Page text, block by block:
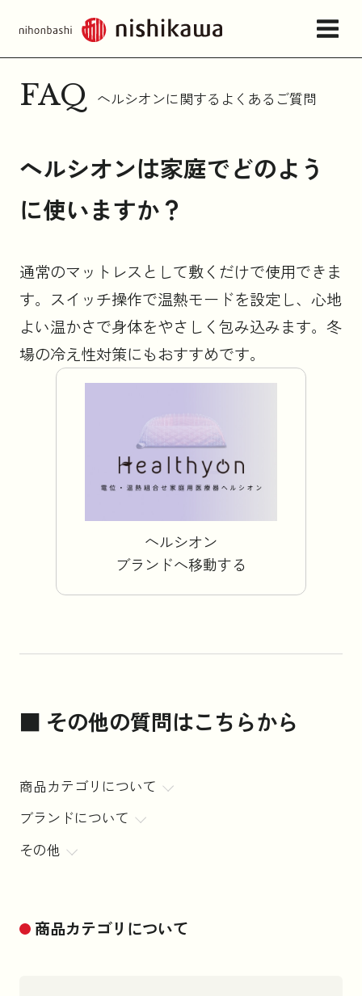
店舗情報・アクセス
ねむりの相談所
日本橋西川について
商品一覧
お問い合わせ
法人のお客様はこちら
FAQ ヘルシオンに関するよくあるご質問
ヘルシオンは家庭でどのよう
に使いますか？
通常のマットレスとして敷くだけで使用できま
す。スイッチ操作で温熱モードを設定し、心地
よい温かさで身体をやさしく包み込みます。冬
場の冷え性対策にもおすすめです。
ヘルシオン
ブランドへ移動する
■ その他の質問はこちらから
商品カテゴリについて
ブランドについて
その他
商品カテゴリについて